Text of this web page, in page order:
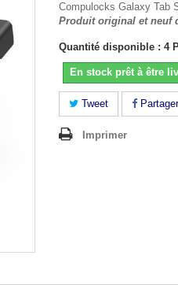
Compulocks Galaxy Tab
Produit original et neuf
Quantité disponible : 4
En stock prêt à être
Tweet Partager
Imprimer